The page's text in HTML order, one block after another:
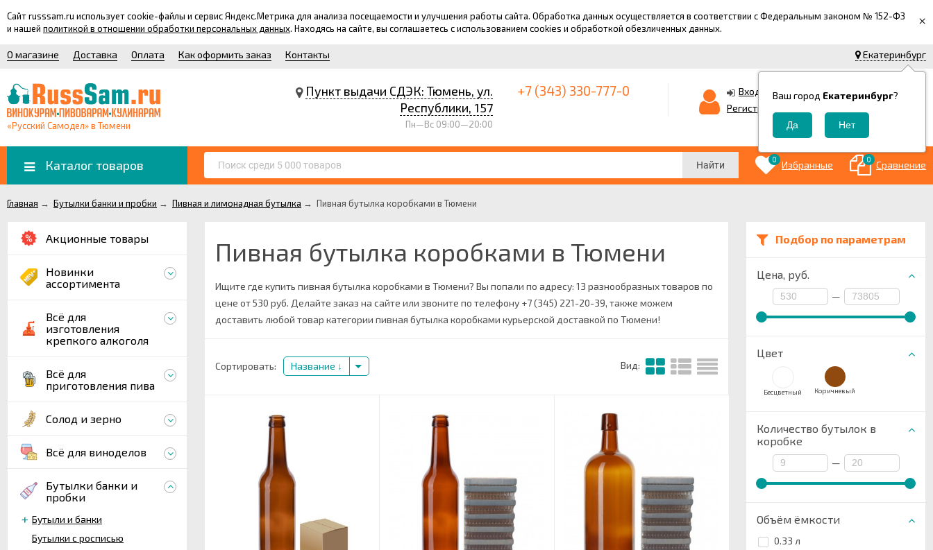
Сайт russsam.ru использует cookie-файлы и сервис Яндекс.Метрика для анализа посещаемости и улучшения работы сайта. Обработка данных осуществляется в соответствии с Федеральным законом № 152-ФЗ
и нашей политикой в отношении обработки персональных данных. Находясь на сайте, вы соглашаетесь с использованием cookies и обработкой обезличенных данных. ×
Екатеринбург
Ваш город Екатеринбург?
О магазине Доставка Оплата Как оформить заказ Контакты
«Русский Самодел» в Тюмени
Пункт выдачи СДЭК: Тюмень, ул.
Республики, 157
Пн—Вс 09:00—20:00
+7 (343) 330-777-0
Вход
Регистрация
Корзина
Каталог товаров Найти
0 Избранные 0 Сравнение
Главная → Бутылки банки и пробки → Пивная и лимонадная бутылка → Пивная бутылка коробками в Тюмени
Подбор по параметрам
Цена, руб.
—
Цвет
Бесцветный Коричневый
Количество бутылок в
коробке
—
Объём ёмкости
0.33 л
Акционные товары
Новинки
ассортимента
Всё для
изготовления
крепкого алкоголя
Всё для
приготовления пива
Солод и зерно
Всё для виноделов
Бутылки банки и
пробки
Бутыли и банки
Бутылки с росписью
Пивная бутылка коробками в Тюмени
Ищите где купить пивная бутылка коробками в Тюмени? Вы попали по адресу: 13 разнообразных товаров по
цене от 530 руб. Делайте заказ на сайте или звоните по телефону +7 (345) 221-20-39, также можем
доставить любой товар категории пивная бутылка коробками курьерской доставкой по Тюмени!
Сортировать: Название Вид: